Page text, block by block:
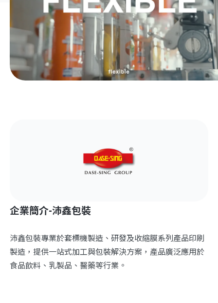
企業簡介-沛鑫包裝
沛鑫包裝專業於套標機製造、研發及收縮膜系列產品印刷
製造，提供一站式加工與包裝解決方案，產品廣泛應用於
食品飲料、乳製品、醫藥等行業。